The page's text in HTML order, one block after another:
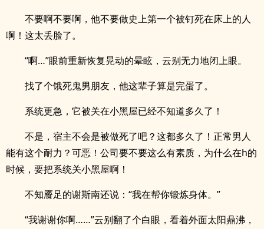
不要啊不要啊，他不要做史上第一个被钉死在床上的人
啊！这太丢脸了。
“啊…”眼前重新恢复晃动的晕眩，云别无力地闭上眼。
找了个饿死鬼男朋友，他这辈子算是完蛋了。
系统更急，它被关在小黑屋已经不知道多久了！
不是，宿主不会是被做死了吧？这都多久了！正常男人
能有这个耐力？可恶！公司要不要这么有素质，为什么在h的
时候，要把系统关小黑屋啊！
不知餍足的谢斯南还说：“我在帮你锻炼身体。”
“我谢谢你啊……”云别翻了个白眼，看着外面太阳鼎沸，